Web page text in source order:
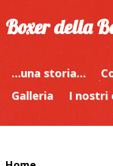
Boxer della
…una storia…
Galleria
I nostri